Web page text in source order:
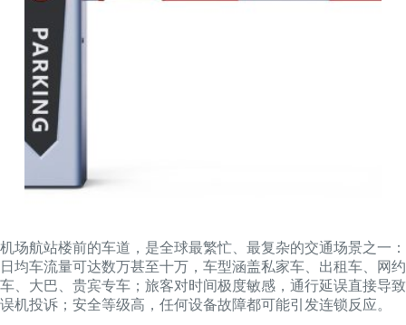
机场航站楼前的车道，是全球最繁忙、最复杂的交通场景之一：
日均车流量可达数万甚至十万，车型涵盖私家车、出租车、网约
车、大巴、贵宾专车；旅客对时间极度敏感，通行延误直接导致
误机投诉；安全等级高，任何设备故障都可能引发连锁反应。